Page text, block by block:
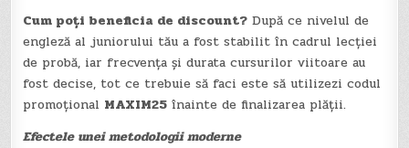
Cum poți beneficia de discount? După ce nivelul de
engleză al juniorului tău a fost stabilit în cadrul lecției
de probă, iar frecvența și durata cursurilor viitoare au
fost decise, tot ce trebuie să faci este să utilizezi codul
promoțional MAXIM25 înainte de finalizarea plății.
Efectele unei metodologii moderne